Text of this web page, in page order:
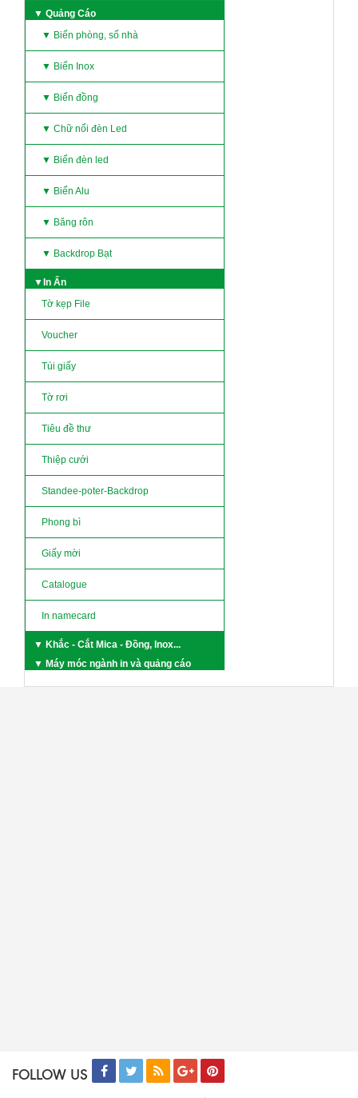
▼ Quảng Cáo
▼ Biển phòng, số nhà
▼ Biển Inox
▼ Biển đồng
▼ Chữ nổi đèn Led
▼ Biển đèn led
▼ Biển Alu
▼ Băng rôn
▼ Backdrop Bạt
▼In Ấn
Tờ kẹp File
Voucher
Túi giấy
Tờ rơi
Tiêu đề thư
Thiệp cưới
Standee-poter-Backdrop
Phong bì
Giấy mời
Catalogue
In namecard
▼ Khắc - Cắt Mica - Đồng, Inox...
▼ Máy móc ngành in và quảng cáo
FOLLOW US